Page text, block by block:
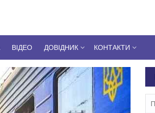
ВІДЕО ДОВІДНИК КОНТАКТИ